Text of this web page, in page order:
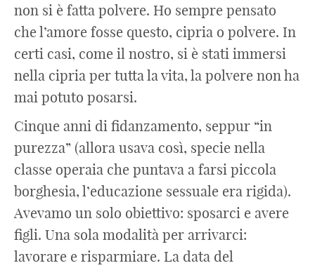
non si è fatta polvere. Ho sempre pensato
che l’amore fosse questo, cipria o polvere. In
certi casi, come il nostro, si è stati immersi
nella cipria per tutta la vita, la polvere non ha
mai potuto posarsi.
Cinque anni di fidanzamento, seppur “in
purezza” (allora usava così, specie nella
classe operaia che puntava a farsi piccola
borghesia, l’educazione sessuale era rigida).
Avevamo un solo obiettivo: sposarci e avere
figli. Una sola modalità per arrivarci:
lavorare e risparmiare. La data del